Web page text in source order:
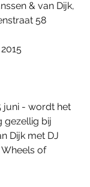
58
juni - wordt het
gezellig bij
Dijk met DJ
Wheels of